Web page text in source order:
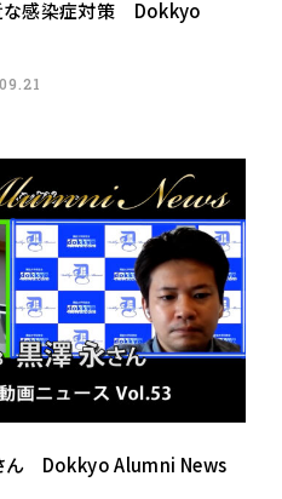
な感染症対策 Dokkyo
ん Dokkyo Alumni News